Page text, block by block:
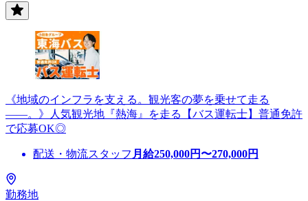
《地域のインフラを支える。観光客の夢を乗せて走る
――。》人気観光地『熱海』を走る【バス運転士】普通免許
で応募OK◎
配送・物流スタッフ 月給250,000円〜270,000円
勤務地